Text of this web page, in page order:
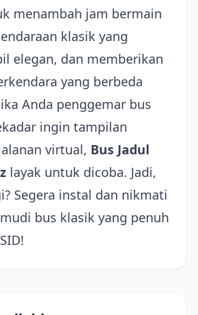
menambah jam bermain
klasik yang
elegan, dan memberikan
yang berbeda
Anda penggemar bus
ingin tampilan
virtual, Bus Jadul
layak untuk dicoba. Jadi,
Segera instal dan nikmati
bus klasik yang penuh